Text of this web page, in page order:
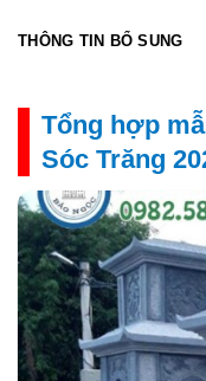
THÔNG TIN BỔ SUNG
Tổng hợp
Sóc Trăng